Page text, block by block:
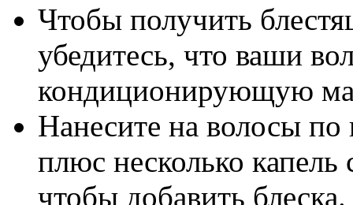
Чтобы получить
убедитесь, что ваши
кондиционирующую
Нанесите на волосы по
плюс несколько
чтобы добавить блеска.